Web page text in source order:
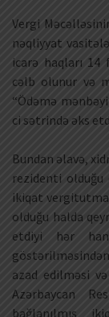
Vergi
nəqliyyat
icarə haqları
cəlb olunur və
“Ödəmə
ci sətrində əks
Bundan əlavə,
rezidenti olduğu
ikiqat
olduğu halda
etdiyi hər
azad edilməsi
Azərbaycan
bağlanılmış